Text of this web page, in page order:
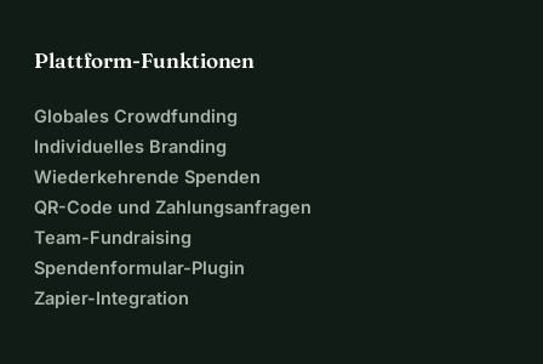
Plattform-Funktionen
Globales Crowdfunding
Individuelles Branding
Wiederkehrende Spenden
QR-Code und Zahlungsanfragen
Team-Fundraising
Spendenformular-Plugin
Zapier-Integration